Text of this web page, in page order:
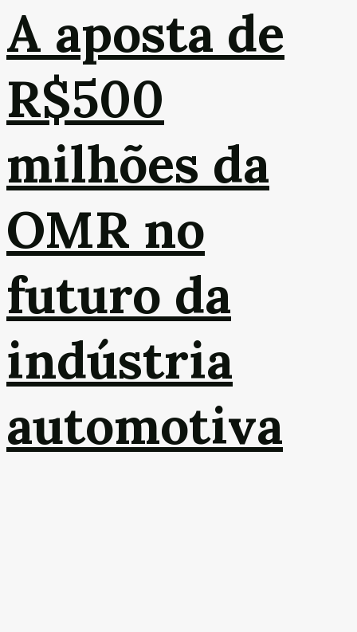
A aposta de
R$500
milhões da
OMR no
futuro da
indústria
automotiva